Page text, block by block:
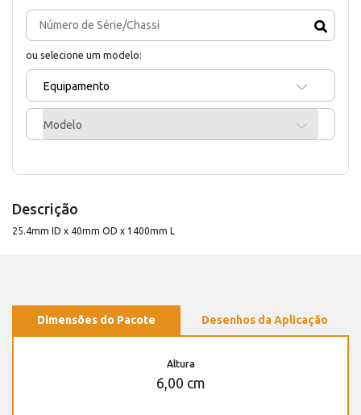
ou selecione um modelo:
Equipamento
Modelo
Descrição
25.4mm ID x 40mm OD x 1400mm L
Dimensões do Pacote Desenhos da Aplicação
Altura
6,00 cm